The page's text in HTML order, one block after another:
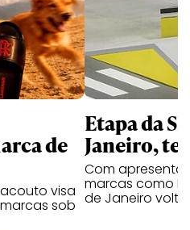
de
visa
sob
Etapa da
Janeiro,
Com
marcas como
de Janeiro